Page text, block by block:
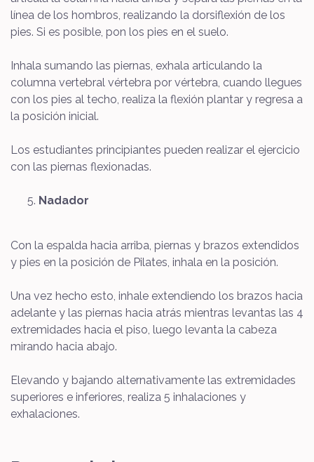
línea de los hombros, realizando la dorsiflexión de los
pies. Si es posible, pon los pies en el suelo.
Inhala sumando las piernas, exhala articulando la
columna vertebral vértebra por vértebra, cuando llegues
con los pies al techo, realiza la flexión plantar y regresa a
la posición inicial.
Los estudiantes principiantes pueden realizar el ejercicio
con las piernas flexionadas.
Nadador
Con la espalda hacia arriba, piernas y brazos extendidos
y pies en la posición de Pilates, inhala en la posición.
Una vez hecho esto, inhale extendiendo los brazos hacia
adelante y las piernas hacia atrás mientras levantas las 4
extremidades hacia el piso, luego levanta la cabeza
mirando hacia abajo.
Elevando y bajando alternativamente las extremidades
superiores e inferiores, realiza 5 inhalaciones y
exhalaciones.